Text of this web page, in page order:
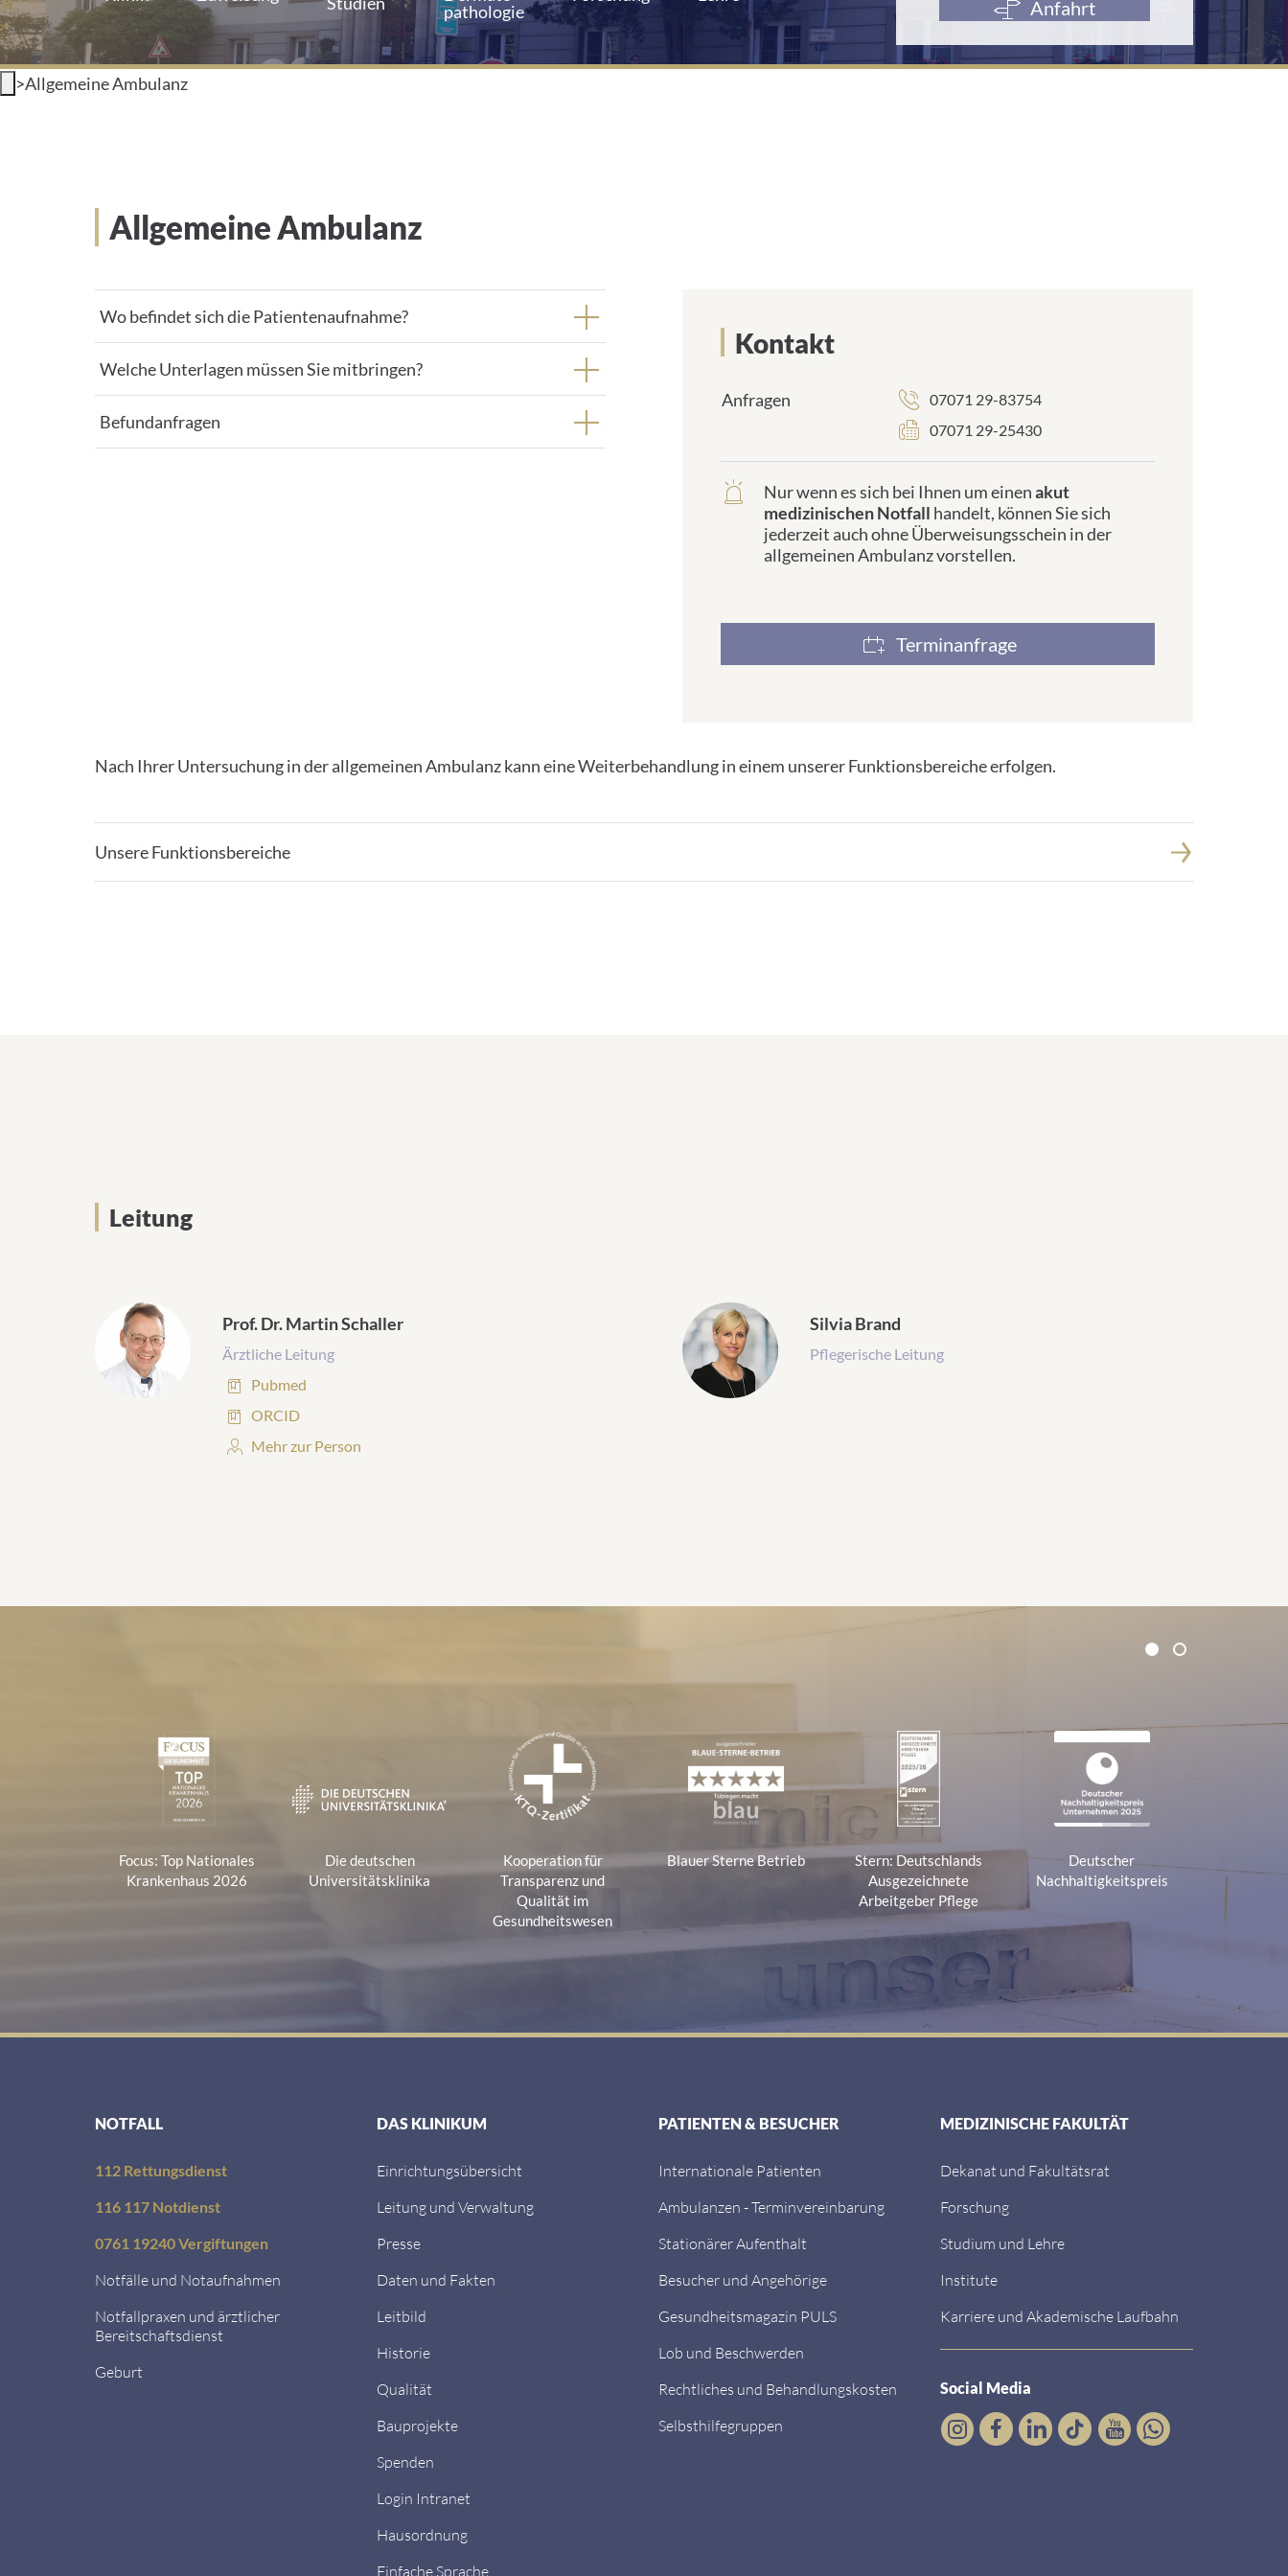
pathologie
Anfahrt
>Allgemeine Ambulanz
Allgemeine Ambulanz
Wo befindet sich die Patientenaufnahme?
Welche Unterlagen müssen Sie mitbringen?
Befundanfragen
Kontakt
Anfragen
07071 29-83754
07071 29-25430
frontend.sr-
only_#
{element.icon}:
Nur wenn es sich bei Ihnen um einenakut
medizinischen Notfall handelt, können Sie sich
jederzeit auch ohne Überweisungsschein in der
allgemeinen Ambulanz vorstellen.
Terminanfrage
Nach Ihrer Untersuchung in der allgemeinen Ambulanz kann eine Weiterbehandlung in einem unserer Funktionsbereiche erfolgen.
Unsere Funktionsbereiche
Leitung
Prof. Dr. Martin Schaller
Ärztliche Leitung
Publikationen:
Pubmed
Publikationen:
ORCID
Personenprofil:
Mehr zur Person
Silvia Brand
Pflegerische Leitung
1 2
Focus: Top Nationales
Krankenhaus 2026
Die deutschen
Universitätsklinika
Kooperation für
Transparenz und
Qualität im
Gesundheitswesen
Blauer Sterne Betrieb
Stern: Deutschlands
Ausgezeichnete
Arbeitgeber Pflege
Deutscher
Nachhaltigkeitspreis
NOTFALL
112 Rettungsdienst
116 117 Notdienst
0761 19240 Vergiftungen
Notfälle und Notaufnahmen
Notfallpraxen und ärztlicher
Bereitschaftsdienst
Geburt
DAS KLINIKUM
Einrichtungsübersicht
Leitung und Verwaltung
Presse
Daten und Fakten
Leitbild
Historie
Qualität
Bauprojekte
Spenden
Login Intranet
Hausordnung
Einfache Sprache
PATIENTEN & BESUCHER
Internationale Patienten
Ambulanzen - Terminvereinbarung
Stationärer Aufenthalt
Besucher und Angehörige
Gesundheitsmagazin PULS
Lob und Beschwerden
Rechtliches und Behandlungskosten
Selbsthilfegruppen
MEDIZINISCHE FAKULTÄT
Dekanat und Fakultätsrat
Forschung
Studium und Lehre
Institute
Karriere und Akademische Laufbahn
Social Media